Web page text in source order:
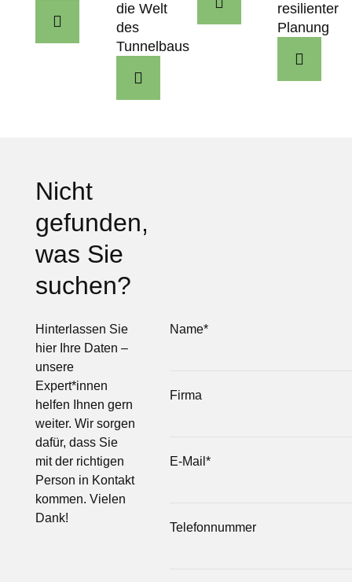
die Welt
des
Tunnelbaus
resilienter
Planung
Nicht
gefunden,
was Sie
suchen?
Hinterlassen Sie
hier Ihre Daten –
unsere
Expert*innen
helfen Ihnen gern
weiter. Wir sorgen
dafür, dass Sie
mit der richtigen
Person in Kontakt
kommen. Vielen
Dank!
Name*
Firma
E-Mail*
Telefonnummer